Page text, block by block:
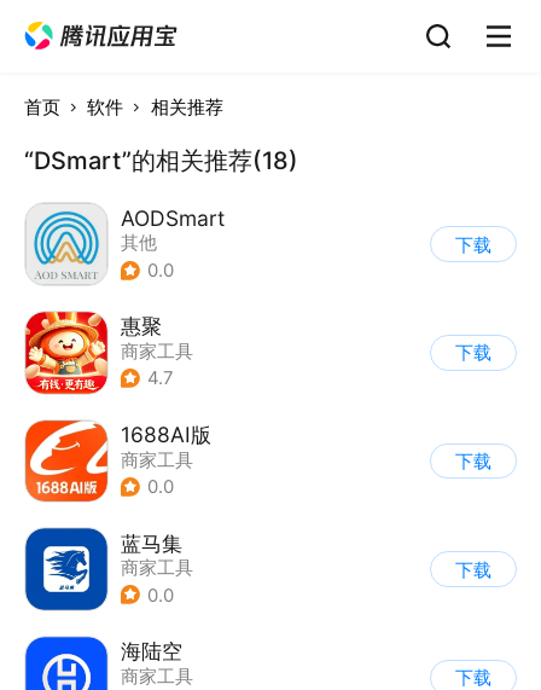
首页 软件 相关推荐
“DSmart”的相关推荐(18)
AODSmart
其他
0.0
下载
惠聚
商家工具
4.7
下载
1688AI版
商家工具
0.0
下载
蓝马集
商家工具
0.0
下载
海陆空
商家工具
下载